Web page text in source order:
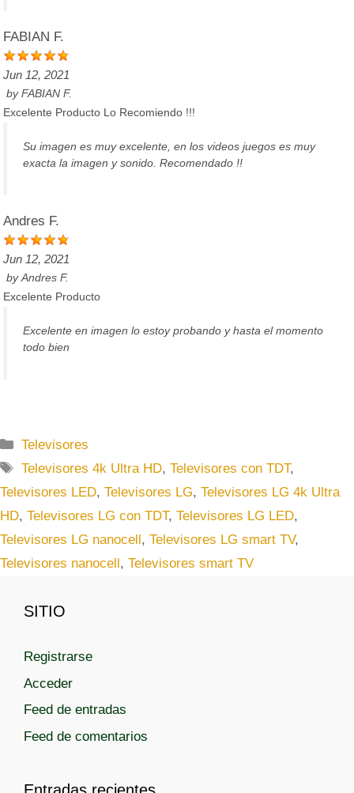
FABIAN F.
Jun 12, 2021
byFABIAN F.
Excelente Producto Lo Recomiendo !!!
Su imagen es muy excelente, en los videos juegos es muy
exacta la imagen y sonido. Recomendado !!
Andres F.
Jun 12, 2021
byAndres F.
Excelente Producto
Excelente en imagen lo estoy probando y hasta el momento
todo bien
C
a
g
o
r
s
Televisores
E
t
q
u
e
a
Televisores 4k Ultra HD,Televisores con TDT,
Televisores LED, Televisores LG, Televisores LG 4k Ultra
HD, Televisores LG con TDT, Televisores LG LED,
Televisores LG nanocell , Televisores LG smart TV,
Televisores nanocell , Televisores smart TV
SITIO
Registrarse
Acceder
Feed de entradas
Feed de comentarios